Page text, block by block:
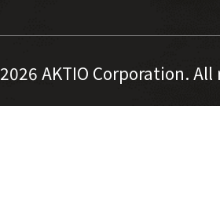
2026 AKTIO Corporation.